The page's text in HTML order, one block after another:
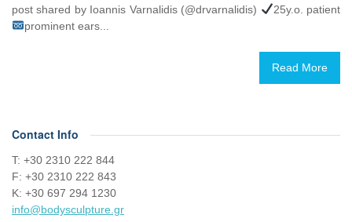
post shared by Ioannis Varnalidis (@drvarnalidis)
25y.o. patient
prominent ears...
Read More
Contact Info
Τ: +30 2310 222 844
F: +30 2310 222 843
Κ: +30 697 294 1230
info@bodysculpture.gr